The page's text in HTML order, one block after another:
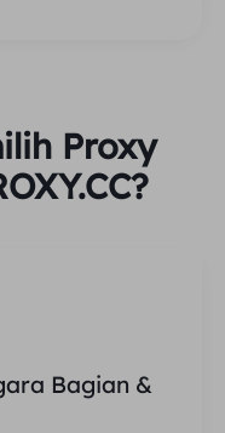
Proxy
Bagian &